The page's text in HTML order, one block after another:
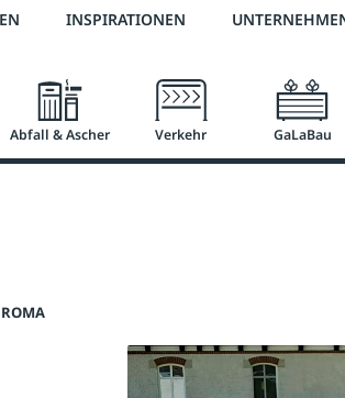
3 % Online-Rabatt
INSPIRATIONEN
Abfall & Ascher Verkehr GaLaBau